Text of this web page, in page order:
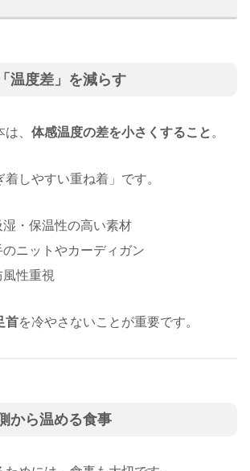
温度差」を減らす
、 体感温度の差を小さくすること 。
しやすい重ね着」です。
・保温性の高い素材
ニットやカーディガン
風性重視
首を冷やさないことが重要です。
から温める食事